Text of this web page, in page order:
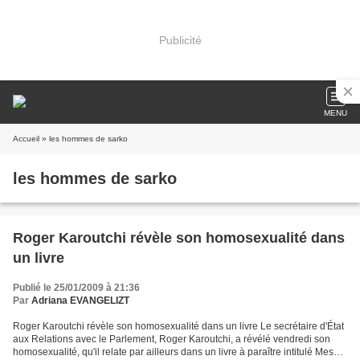
Publicité
MENU
Accueil » les hommes de sarko
les hommes de sarko
Roger Karoutchi révèle son homosexualité dans
un livre
Publié le 25/01/2009 à 21:36
Par Adriana EVANGELIZT
Roger Karoutchi révèle son homosexualité dans un livre Le secrétaire d'État
aux Relations avec le Parlement, Roger Karoutchi, a révélé vendredi son
homosexualité, qu'il relate par ailleurs dans un livre à paraître intitulé Mes